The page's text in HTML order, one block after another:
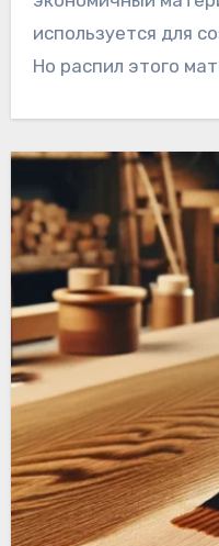
используется для
Но распил этого